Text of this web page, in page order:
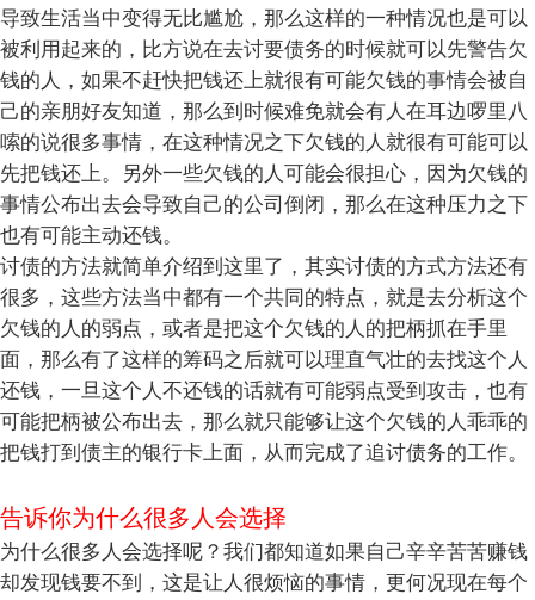
导致生活当中变得无比尴尬，那么这样的一种情况也是可以
被利用起来的，比方说在去讨要债务的时候就可以先警告欠
钱的人，如果不赶快把钱还上就很有可能欠钱的事情会被自
己的亲朋好友知道，那么到时候难免就会有人在耳边啰里八
嗦的说很多事情，在这种情况之下欠钱的人就很有可能可以
先把钱还上。另外一些欠钱的人可能会很担心，因为欠钱的
事情公布出去会导致自己的公司倒闭，那么在这种压力之下
也有可能主动还钱。
讨债的方法就简单介绍到这里了，其实讨债的方式方法还有
很多，这些方法当中都有一个共同的特点，就是去分析这个
欠钱的人的弱点，或者是把这个欠钱的人的把柄抓在手里
面，那么有了这样的筹码之后就可以理直气壮的去找这个人
还钱，一旦这个人不还钱的话就有可能弱点受到攻击，也有
可能把柄被公布出去，那么就只能够让这个欠钱的人乖乖的
把钱打到债主的银行卡上面，从而完成了追讨债务的工作。
告诉你为什么很多人会选择
为什么很多人会选择呢？我们都知道如果自己辛辛苦苦赚钱
却发现钱要不到，这是让人很烦恼的事情，更何况现在每个